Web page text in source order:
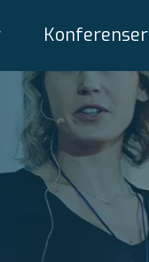
Konferenser